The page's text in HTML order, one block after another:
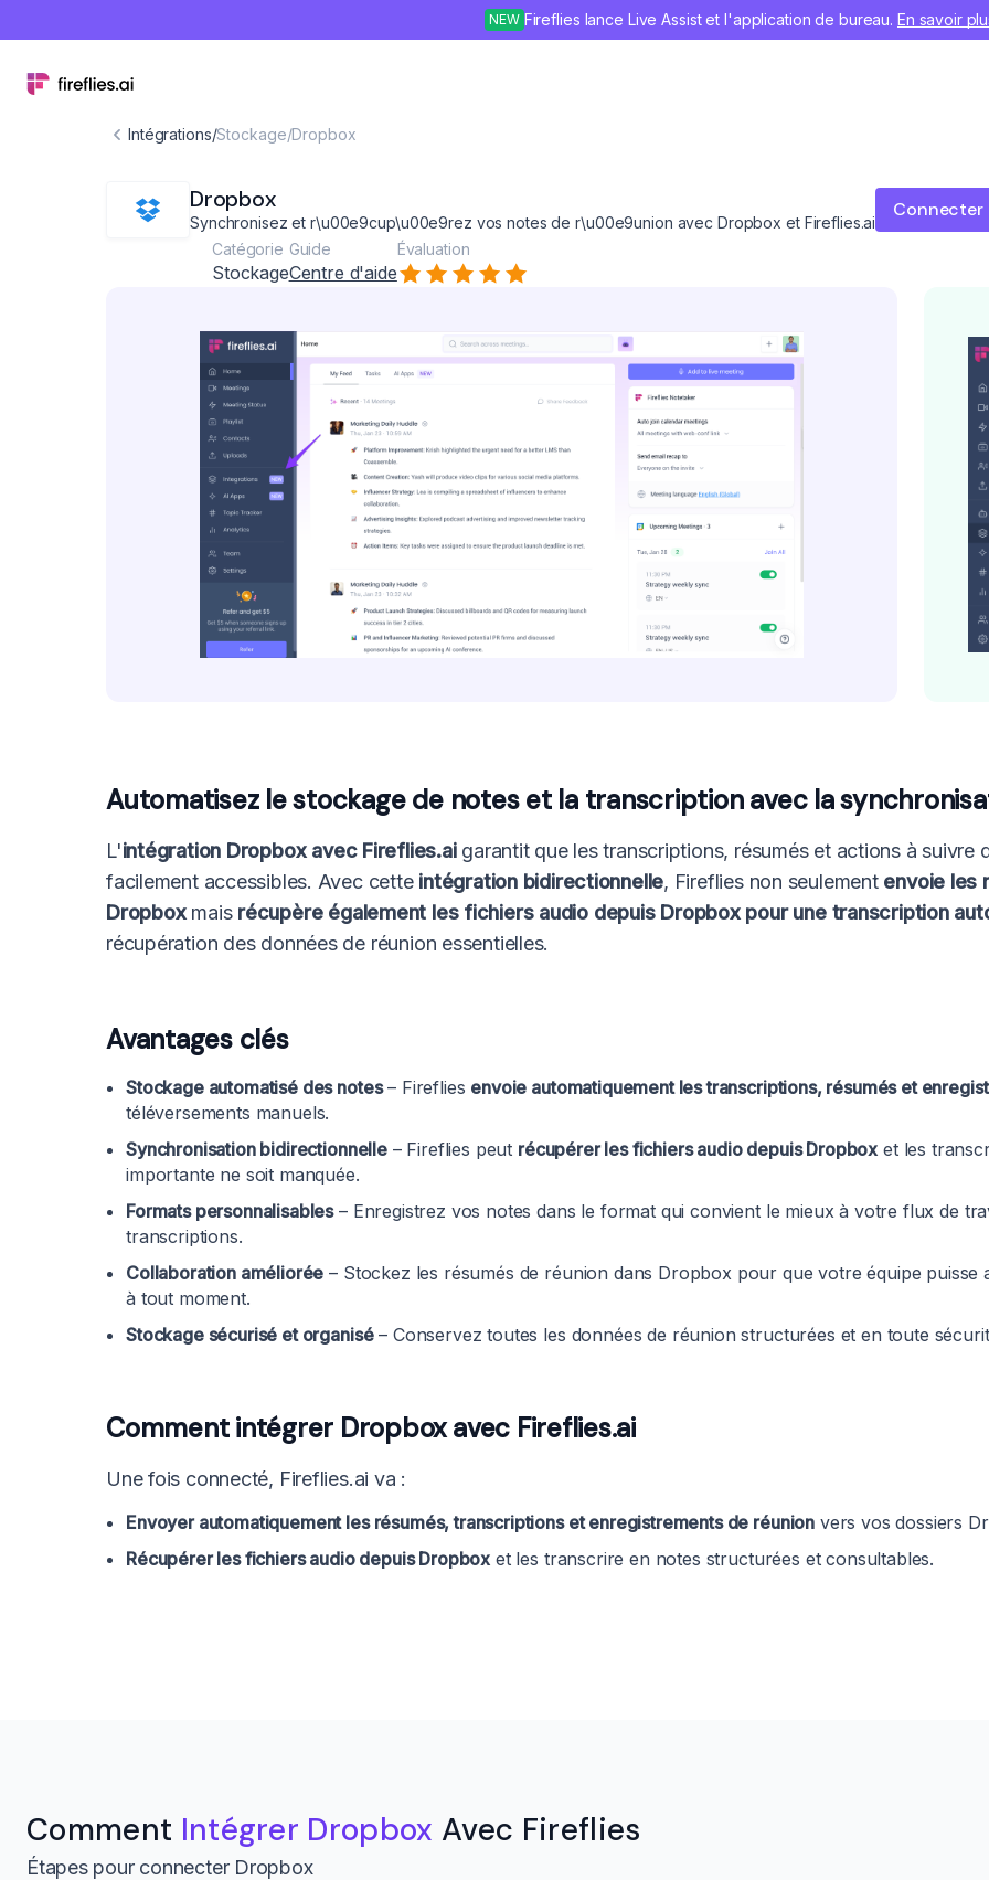
NEW Fireflies lance Live Assist et l'application de bureau. En savoir
Intégrations/Stockage/Dropbox
Dropbox
Synchronisez et r\u00e9cup\u00e9rez vos notes de r\u00e9union avec Dropbox et Fireflies.ai
Connecter
Catégorie
Stockage
Guide
Centre d'aide
Évaluation
Automatisez le stockage de notes et la transcription avec la
L'intégration Dropbox avec Fireflies.aigarantit que les transcriptions, résumés et actions à suivre
facilement accessibles. Avec cette intégration bidirectionnelle, Fireflies non seulement envoie les
Dropboxmais récupère également les fichiers audio depuis Dropbox pour une transcription
récupération des données de réunion essentielles.
Avantages clés
Stockage automatisé des notes– Fireflies envoie automatiquement les transcriptions, résumés et
téléversements manuels.
Synchronisation bidirectionnelle– Fireflies peut récupérer les fichiers audio depuis Dropbox et les
importante ne soit manquée.
Formats personnalisables– Enregistrez vos notes dans le format qui convient le mieux à votre flux de
transcriptions.
Collaboration améliorée – Stockez les résumés de réunion dans Dropbox pour que votre équipe
à tout moment.
Stockage sécurisé et organisé– Conservez toutes les données de réunion structurées et en toute
Comment intégrer Dropbox avec Fireflies.ai
Une fois connecté, Fireflies.ai va :
Envoyer automatiquement les résumés, transcriptions et enregistrements de réunion vers vos dossiers
Récupérer les fichiers audio depuis Dropbox et les transcrire en notes structurées et consultables.
Comment Intégrer Dropbox Avec Fireflies
Étapes pour connecter Dropbox